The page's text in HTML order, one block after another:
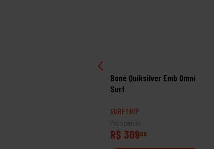
Boné Quiksilver Emb Omni
Surf
SURFTRIP
Por apenas
R$ 30999